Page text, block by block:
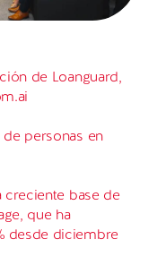
de Loanguard,
de personas en
creciente base de
que ha
desde diciembre